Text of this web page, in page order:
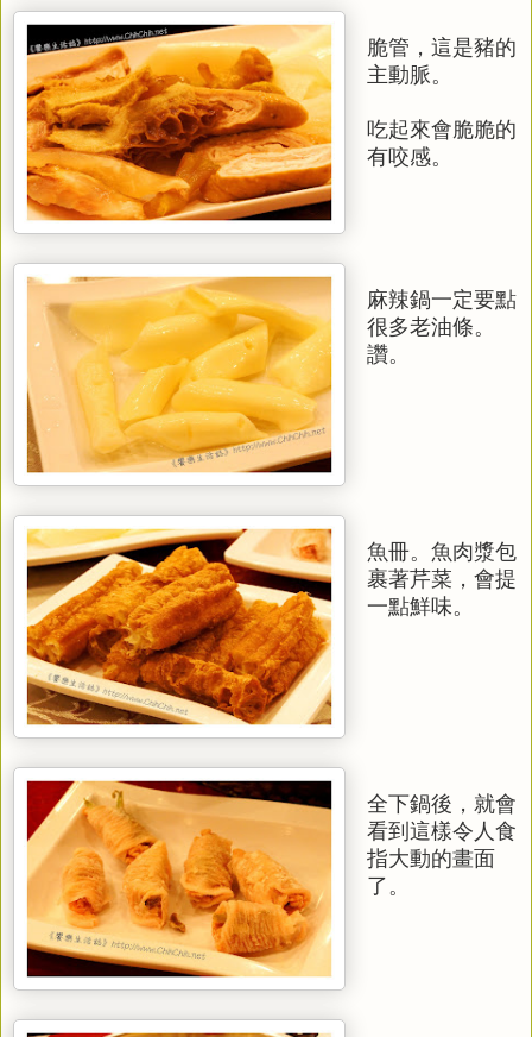
脆管，這是豬的
主動脈。
吃起來會脆脆的
有咬感。
麻辣鍋一定要點
很多老油條。
讚。
魚冊。魚肉漿包
裹著芹菜，會提
一點鮮味。
全下鍋後，就會
看到這樣令人食
指大動的畫面
了。